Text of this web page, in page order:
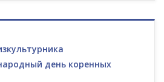
день коренных